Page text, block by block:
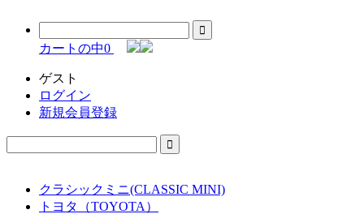
カートの中0
ゲスト
ログイン
新規会員登録
クラシックミニ(CLASSIC MINI)
トヨタ（TOYOTA）